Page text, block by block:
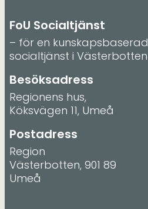
FoU Socialtjänst
– för en kunskapsbaserad
socialtjänst i Västerbotten
Besöksadress
Regionens hus,
Köksvägen 11, Umeå
Postadress
Region
Västerbotten, 901 89
Umeå